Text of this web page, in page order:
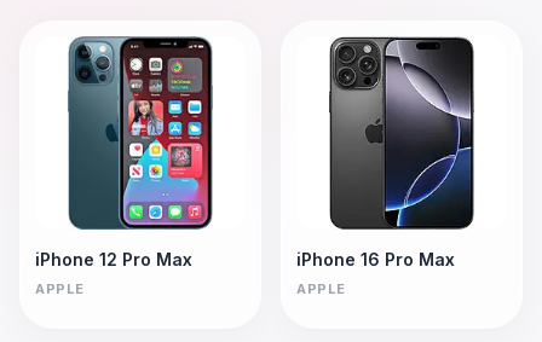
iPhone 12 Pro Max
APPLE
iPhone 16 Pro Max
APPLE